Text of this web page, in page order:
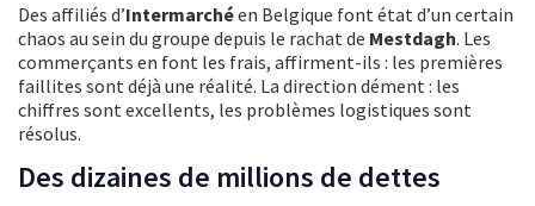
Des affiliés d’Intermarchéen Belgique font état d’un certain
chaos au sein du groupe depuis le rachat de Mestdagh. Les
commerçants en font les frais, affirment-ils : les premières
faillites sont déjà une réalité. La direction dément : les
chiffres sont excellents, les problèmes logistiques sont
résolus.
Des dizaines de millions de dettes